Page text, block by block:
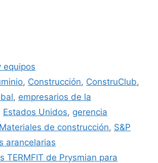
equipos
, Construcción, ConstruClub,
, empresarios de la
Estados Unidos, gerencia
Materiales de construcción, S&P
arancelarias
TERMFIT de Prysmian para